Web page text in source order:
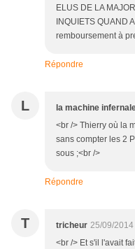
ELUS DE LA
INQUIETS QUAND
remboursement à
Répondre
L la machine
<br /> Thierry où la
sans compter les 2
sous ;<br />
Répondre
T tricheur 25/09/2014
<br /> Et s'il l'avait